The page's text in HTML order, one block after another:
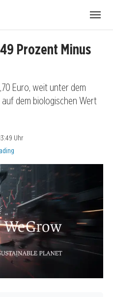
Prozent Minus
Euro, weit unter dem
dem biologischen Wert
Uhr